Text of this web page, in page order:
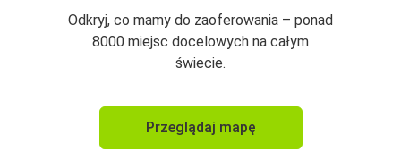
Odkryj, co mamy do zaoferowania – ponad
8000 miejsc docelowych na całym
świecie.
Przeglądaj mapę